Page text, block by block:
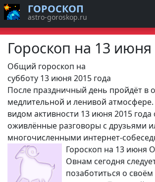
Гороскоп на 13 июня
Общий гороскоп на
субботу 13 июня 2015 года
После праздничный день пройдёт в
медлительной и ленивой
видом активности 13 июня 2015 года
оживлённые разговоры с друзьями
многочисленными интернет-
Гороскоп на 13 июня
Овнам сегодня
позаботиться о
ГОРОСКОП
astro-goroskop.ru